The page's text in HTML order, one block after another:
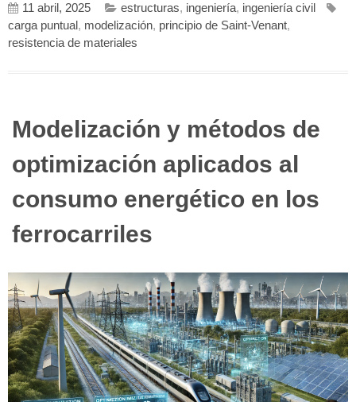
11 abril, 2025 estructuras, ingeniería, ingeniería civil
carga puntual , modelización, principio de Saint-Venant,
resistencia de materiales
Modelización y métodos de
optimización aplicados al
consumo energético en los
ferrocarriles